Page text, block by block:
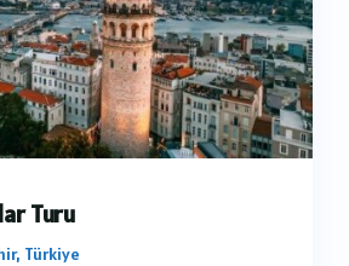
Turu
Türkiye